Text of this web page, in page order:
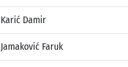
Karić Damir
Jamaković Faruk